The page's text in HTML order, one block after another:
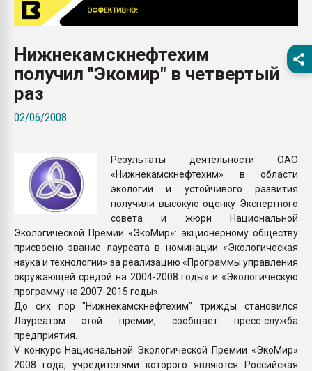
ближайшее
Подмосковье, Москва
28.07.2026
ПЕРЕЙТИ НА
Нижнекамскнефтехим
получил "Экомир" в четвертый
раз
02/06/2008
Результаты деятельности ОАО
«Нижнекамскнефтехим» в области
экологии и устойчивого развития
получили высокую оценку Экспертного
совета и жюри Национальной
Экологической Премии «ЭкоМир»: акционерному обществу
присвоено звание лауреата в номинации «Экологическая
наука и технологии» за реализацию «Программы управления
окружающей средой на 2004-2008 годы» и «Экологическую
программу на 2007-2015 годы».
До сих пор "Нижнекамскнефтехим" трижды становился
Лауреатом этой премии, сообщает пресс-служба
предприятия.
V конкурс Национальной Экологической Премии «ЭкоМир»
2008 года, учредителями которого являются Российская